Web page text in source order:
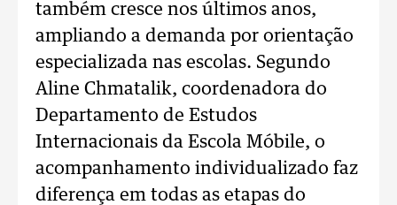
também cresce nos últimos anos,
ampliando a demanda por orientação
especializada nas escolas. Segundo
Aline Chmatalik, coordenadora do
Departamento de Estudos
Internacionais da Escola Móbile, o
acompanhamento individualizado faz
diferença em todas as etapas do